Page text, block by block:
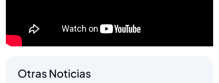
Otras Noticias